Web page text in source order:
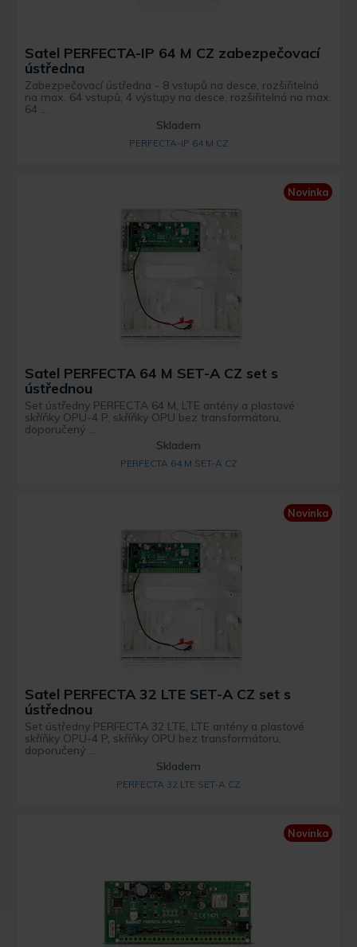
Satel PERFECTA-IP 64 M CZ zabezpečovací
ústředna
Zabezpečovací ústředna - 8 vstupů na desce, rozšiřitelná
na max. 64 vstupů, 4 výstupy na desce, rozšiřitelná na max.
64 ...
Skladem
PERFECTA-IP 64 M CZ
Novinka
Satel PERFECTA 64 M SET-A CZ set s
ústřednou
Set ústředny PERFECTA 64 M, LTE antény a plastové
skříňky OPU-4 P, skříňky OPU bez transformátoru,
doporučený ...
Skladem
PERFECTA 64 M SET-A CZ
Novinka
Satel PERFECTA 32 LTE SET-A CZ set s
ústřednou
Set ústředny PERFECTA 32 LTE, LTE antény a plastové
skříňky OPU-4 P, skříňky OPU bez transformátoru,
doporučený ...
Skladem
PERFECTA 32 LTE SET-A CZ
Novinka